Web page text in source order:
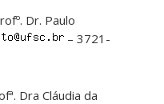
Dr. Paulo
– 3721-
Dra Cláudia da